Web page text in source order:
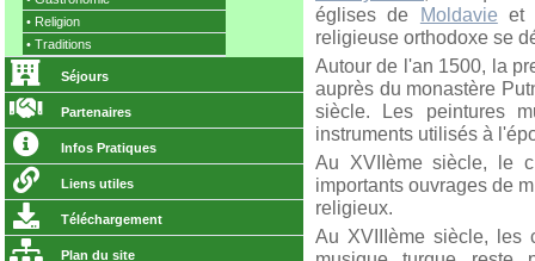
• Religion
• Traditions
Séjours
Partenaires
Infos Pratiques
Liens utiles
Téléchargement
Plan du site
églises de Moldavie et
religieuse orthodoxe se
Autour de l'an 1500, la
auprès du monastère
siècle. Les peintures
instruments utilisés à
Au XVIIème siècle, le
importants ouvrages de
religieux.
Au XVIIIème siècle, les